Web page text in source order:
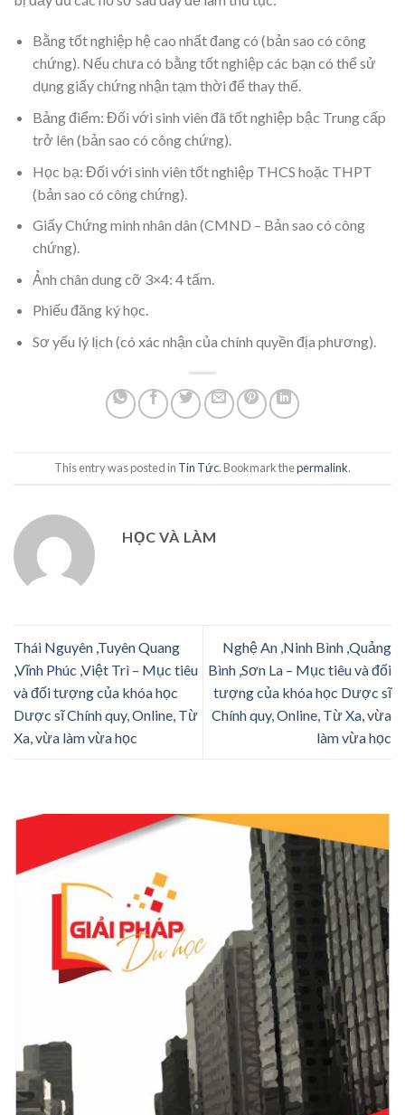
Bằng tốt nghiệp hệ cao nhất đang có (bản sao có công
chứng). Nếu chưa có bằng tốt nghiệp các bạn có thể sử
dụng giấy chứng nhận tạm thời để thay thế.
Bảng điểm: Đối với sinh viên đã tốt nghiệp bậc Trung cấp
trở lên (bản sao có công chứng).
Học bạ: Đối với sinh viên tốt nghiệp THCS hoặc THPT
(bản sao có công chứng).
Giấy Chứng minh nhân dân (CMND – Bản sao có công
chứng).
Ảnh chân dung cỡ 3×4: 4 tấm.
Phiếu đăng ký học.
Sơ yếu lý lịch (có xác nhận của chính quyền địa phương).
This entry was posted in Tin Tức. Bookmark thepermalink.
HỌC VÀ LÀM
Thái Nguyên ,Tuyên Quang
,Vĩnh Phúc ,Việt Trì – Mục tiêu
và đối tượng của khóa học
Dược sĩ Chính quy, Online, Từ
Xa, vừa làm vừa học
Nghệ An ,Ninh Bình ,Quảng
Bình ,Sơn La – Mục tiêu và đối
tượng của khóa học Dược sĩ
Chính quy, Online, Từ Xa, vừa
làm vừa học